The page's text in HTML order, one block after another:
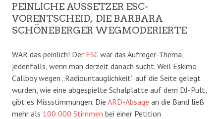
PEINLICHE AUSSETZER ESC-
VORENTSCHEID, DIE BARBARA
SCHÖNEBERGER WEGMODERIERTE
WAR das peinlich! Der ESC war das Aufreger-Thema,
jedenfalls, wenn man derzeit danach sucht. Weil Eskimo
Callboy wegen „Radiountauglichkeit“ auf die Seite gelegt
wurden, wie eine abgespielte Schalplatte auf dem DJ-Pult,
gibt es Missstimmungen. Die ARD-Absage an die Band ließ
mehr als 100 000 Stimmen bei einer Petition